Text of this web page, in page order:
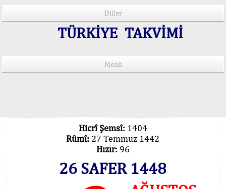
Diller
TÜRKİYE TAKVİMİ
Menü
Hicrî Şemsî: 1404
Rûmî: 27 Temmuz 1442
Hızır: 96
26 SAFER 1448